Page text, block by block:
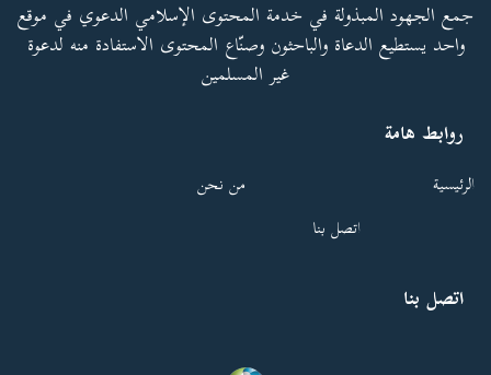
جمع الجهود المبذولة في خدمة المحتوى الإسلامي الدعوي في موقع
واحد يستطيع الدعاة والباحثون وصنّاع المحتوى الاستفادة منه لدعوة
غير المسلمين
روابط هامة
الرئيسية
من نحن
اتصل بنا
اتصل بنا